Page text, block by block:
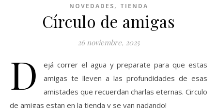
NOVEDADES, TIENDA
Círculo de amigas
26 noviembre, 2025
D
ejá correr el agua y preparate para que estas
amigas te lleven a las profundidades de esas
amistades que recuerdan charlas eternas. Circulo
de amigas estan en la tienda y se van nadando!